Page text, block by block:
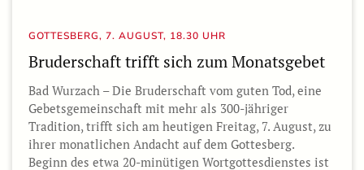
GOTTESBERG, 7. AUGUST, 18.30 UHR
Bruderschaft trifft sich zum Monatsgebet
Bad Wurzach – Die Bruderschaft vom guten Tod, eine
Gebetsgemeinschaft mit mehr als 300-jähriger
Tradition, trifft sich am heutigen Freitag, 7. August, zu
ihrer monatlichen Andacht auf dem Gottesberg.
Beginn des etwa 20-minütigen Wortgottesdienstes ist